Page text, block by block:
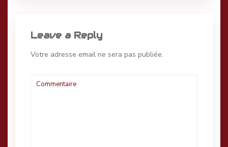
Leave a Reply
Votre adresse email ne sera pas publiée.